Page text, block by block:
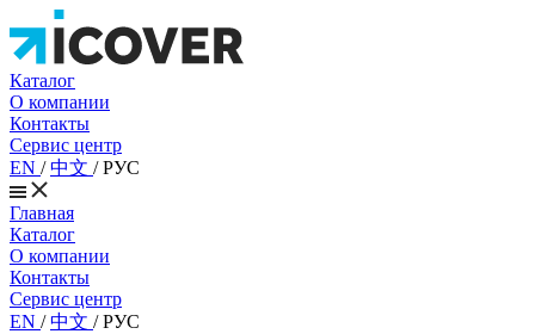
Каталог
О компании
Контакты
Сервис центр
EN /中文 /РУС
Главная
Каталог
О компании
Контакты
Сервис центр
EN /中文 /РУС